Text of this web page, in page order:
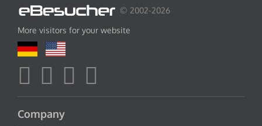
© 2002-2026
More visitors for your website
Company